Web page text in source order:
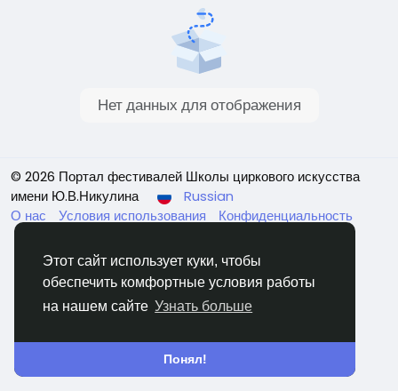
Этот сайт использует куки, чтобы
обеспечить комфортные условия работы
на нашем сайте Узнать больше
Понял!
Нет данных для отображения
© 2026 Портал фестивалей Школы циркового искусства
имени Ю.В.Никулина
Russian
О нас
Условия использования
Конфиденциальность